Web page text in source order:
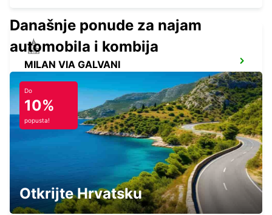
MILAN VIA GALVANI
Današnje ponude za najam
automobila i kombija
Do
10%
popusta!
Otkrijte Hrvatsku